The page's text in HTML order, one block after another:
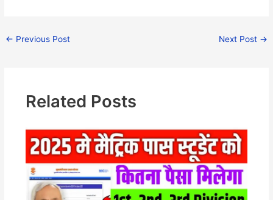
← Previous Post Next Post →
Related Posts